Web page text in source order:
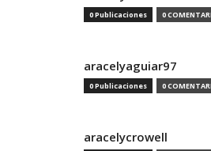
0 Publicaciones 0
aracelyaguiar97
0 Publicaciones 0
aracelycrowell